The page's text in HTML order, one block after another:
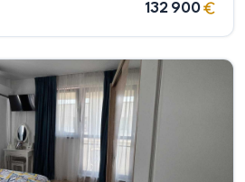
132 900